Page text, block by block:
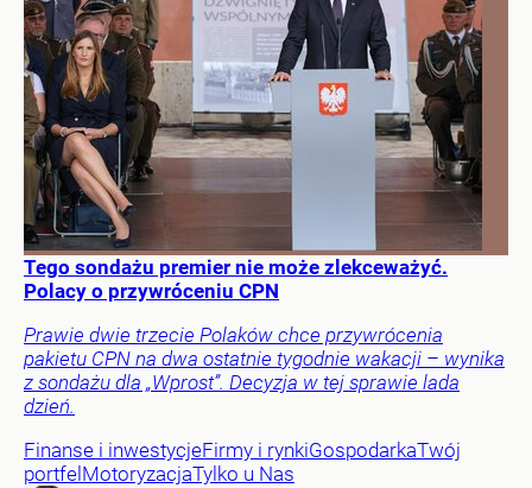
Tego sondażu premier nie może zlekceważyć.
Polacy o przywróceniu CPN
Prawie dwie trzecie Polaków chce przywrócenia
pakietu CPN na dwa ostatnie tygodnie wakacji – wynika
z sondażu dla „Wprost”. Decyzja w tej sprawie lada
dzień.
Finanse i inwestycjeFirmy i rynkiGospodarkaTwój
portfel MotoryzacjaTylko u Nas